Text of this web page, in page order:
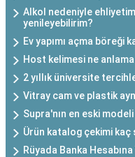
Alkol nedeniyle
yenileyebilirim?
Ev yapımı açma böreği
Host kelimesi ne
2 yıllık üniversite
Vitray cam ve plastik
Supra'nın en eski modeli
Ürün katalog çekimi
Rüyada Banka